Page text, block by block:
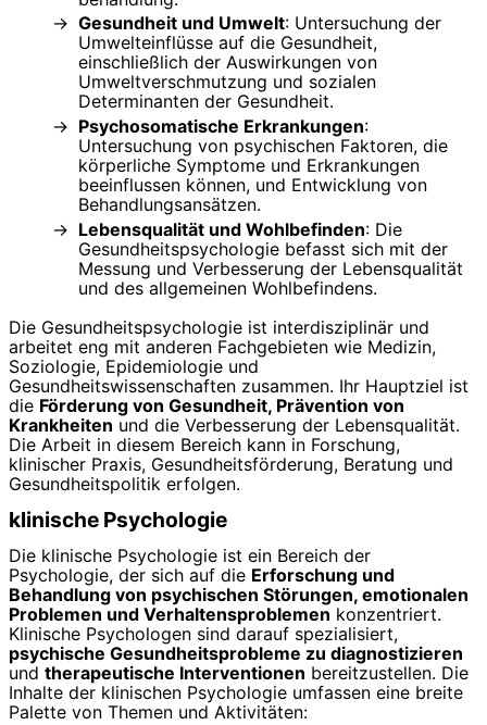
Gesundheit und Umwelt: Untersuchung der
Umwelteinflüsse auf die Gesundheit,
einschließlich der Auswirkungen von
Umweltverschmutzung und sozialen
Determinanten der Gesundheit.
Psychosomatische Erkrankungen:
Untersuchung von psychischen Faktoren, die
körperliche Symptome und Erkrankungen
beeinflussen können, und Entwicklung von
Behandlungsansätzen.
Lebensqualität und Wohlbefinden: Die
Gesundheitspsychologie befasst sich mit der
Messung und Verbesserung der Lebensqualität
und des allgemeinen Wohlbefindens.
Die Gesundheitspsychologie ist interdisziplinär und
arbeitet eng mit anderen Fachgebieten wie Medizin,
Soziologie, Epidemiologie und
Gesundheitswissenschaften zusammen. Ihr Hauptziel ist
die Förderung von Gesundheit, Prävention von
Krankheiten und die Verbesserung der Lebensqualität.
Die Arbeit in diesem Bereich kann in Forschung,
klinischer Praxis, Gesundheitsförderung, Beratung und
Gesundheitspolitik erfolgen.
klinische Psychologie
Die klinische Psychologie ist ein Bereich der
Psychologie, der sich auf die Erforschung und
Behandlung von psychischen Störungen, emotionalen
Problemen und Verhaltensproblemen konzentriert.
Klinische Psychologen sind darauf spezialisiert,
psychische Gesundheitsprobleme zu diagnostizieren
und therapeutische Interventionen bereitzustellen. Die
Inhalte der klinischen Psychologie umfassen eine breite
Palette von Themen und Aktivitäten: